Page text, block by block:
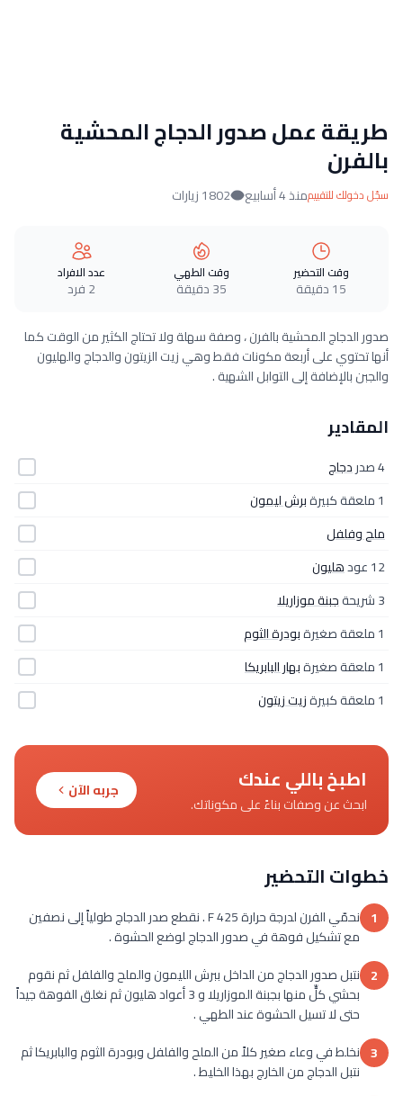
طريقة عمل صدور الدجاج المحشية
بالفرن
سجّل دخولك للتقييممنذ 4 أسابيع 1802 زيارات
وقت التحضير
15 دقيقة
وقت الطهي
35 دقيقة
عدد الافراد
2 فرد
صدور الدجاج المحشية بالفرن ، وصفة سهلة ولا تحتاج الكثير من الوقت كما
أنها تحتوي على أربعة مكونات فقط وهي زيت الزيتون والدجاج والهليون
والجبن بالإضافة إلى التوابل الشهية .
المقادير
4 صدر
دجاج
1 ملعقة كبيرة
برش ليمون
ملح وفلفل
12 عود
هليون
3 شريحة
جبنة موزاريلا
1 ملعقة صغيرة
بودرة الثوم
1 ملعقة صغيرة
بهار البابريكا
1 ملعقة كبيرة
زيت زيتون
اطبخ باللي عندك
ابحث عن وصفات بناءً على مكوناتك.
جربه الآن
خطوات التحضير
1
نحمّي الفرن لدرجة حرارة 425 F . نقطع صدر الدجاج طولياً إلى نصفين
مع تشكيل فوهة في صدور الدجاج لوضع الحشوة .
2 نتبل صدور الدجاج من الداخل ببرش الليمون والملح والفلفل ثم نقوم
بحشي كلٍّ منها بجبنة الموزاريلا و 3 أعواد هليون ثم نغلق الفوهة جيداً
حتى لا تسيل الحشوة عند الطهي .
3 نخلط في وعاء صغير كلاً من الملح والفلفل وبودرة الثوم والبابريكا ثم
نتبل الدجاج من الخارج بهذا الخليط .